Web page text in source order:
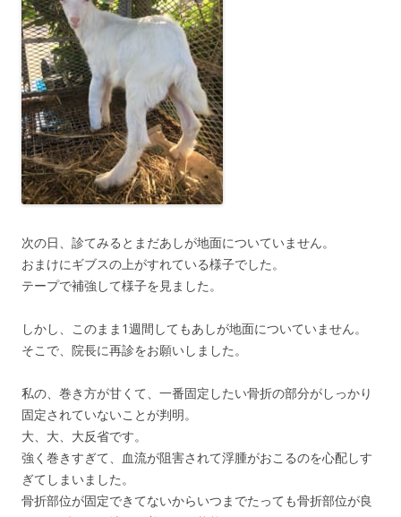
次の日、診てみるとまだあしが地面についていません。
おまけにギブスの上がすれている様子でした。
テープで補強して様子を見ました。
しかし、このまま1週間してもあしが地面についていません。
そこで、院長に再診をお願いしました。
私の、巻き方が甘くて、一番固定したい骨折の部分がしっかり
固定されていないことが判明。
大、大、大反省です。
強く巻きすぎて、血流が阻害されて浮腫がおこるのを心配しす
ぎてしまいました。
骨折部位が固定できてないからいつまでたっても骨折部位が良